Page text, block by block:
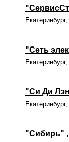
"Сеть
"Си Ди
"Сибирь"